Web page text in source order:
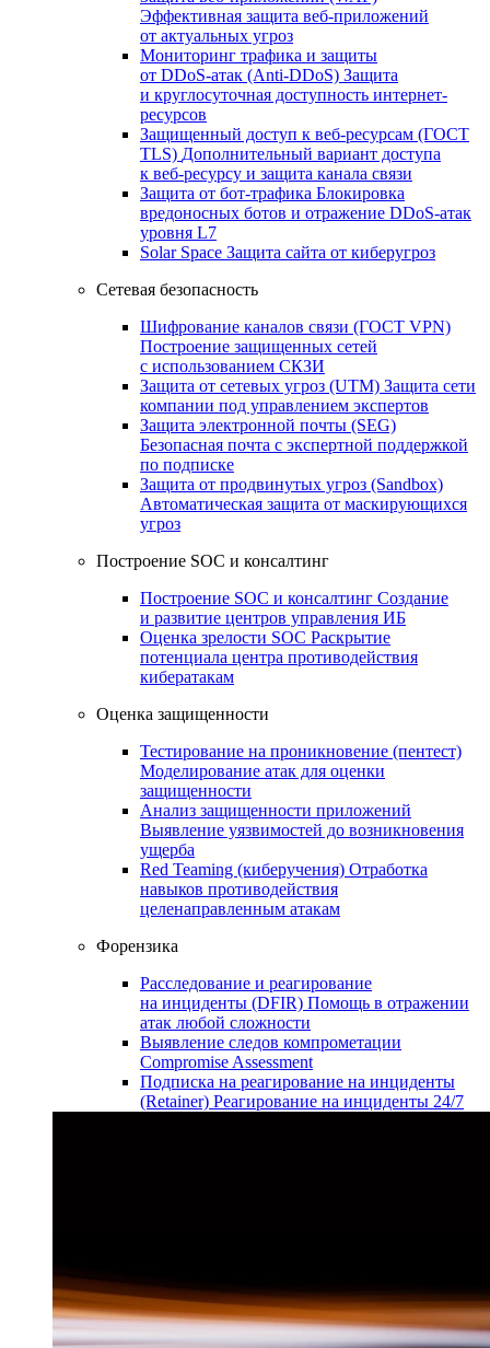
Эффективная защита веб-приложений
от актуальных угроз
Мониторинг трафика и защиты
от DDoS‑атак (Anti‑DDoS) Защита
и круглосуточная доступность интернет-
ресурсов
Защищенный доступ к веб-ресурсам (ГОСТ
TLS) Дополнительный вариант доступа
к веб‑ресурсу и защита канала связи
Защита от бот‑трафика Блокировка
вредоносных ботов и отражение DDoS‑атак
уровня L7
Solar Space Защита сайта от киберугроз
Сетевая безопасность
Шифрование каналов связи (ГОСТ VPN)
Построение защищенных сетей
с использованием СКЗИ
Защита от сетевых угроз (UTM) Защита сети
компании под управлением экспертов
Защита электронной почты (SEG)
Безопасная почта с экспертной поддержкой
по подписке
Защита от продвинутых угроз (Sandbox)
Автоматическая защита от маскирующихся
угроз
Построение SOC и консалтинг
Построение SOC и консалтинг Создание
и развитие центров управления ИБ
Оценка зрелости SOC Раскрытие
потенциала центра противодействия
кибератакам
Оценка защищенности
Тестирование на проникновение (пентест)
Моделирование атак для оценки
защищенности
Анализ защищенности приложений
Выявление уязвимостей до возникновения
ущерба
Red Teaming (киберучения) Отработка
навыков противодействия
целенаправленным атакам
Форензика
Расследование и реагирование
на инциденты (DFIR) Помощь в отражении
атак любой сложности
Выявление следов компрометации
Compromise Assessment
Подписка на реагирование на инциденты
(Retainer) Реагирование на инциденты 24/7